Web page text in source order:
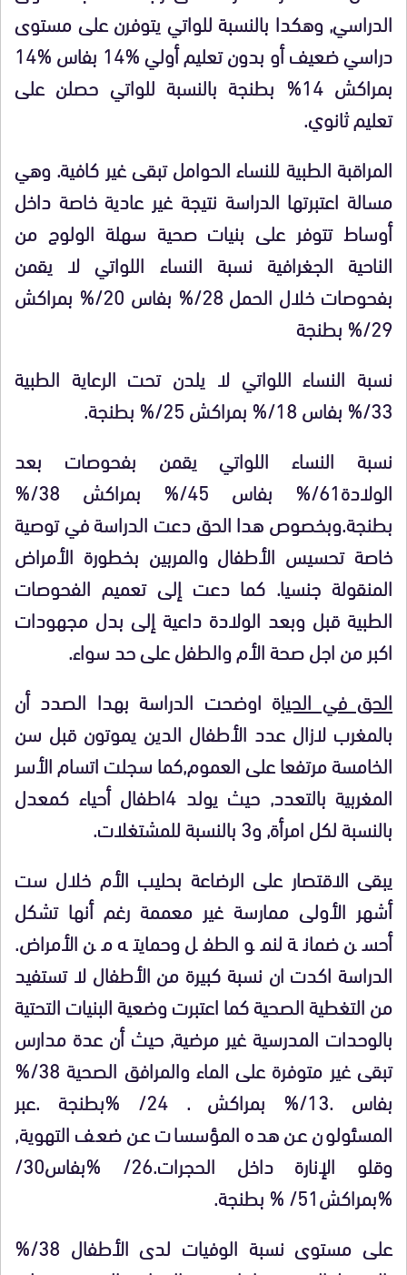
الدراسي, وهكدا بالنسبة للواتي يتوفرن على مستوى
دراسي ضعيف أو بدون تعليم أولي%14 بفاس %
14
بمراكش 14
% بطنجة بالنسبة للواتي حصلن على
تعليم ثانوي.
المراقبة الطبية للنساء الحوامل تبقى غير كافية. وهي
مسالة اعتبرتها الدراسة نتيجة غير عادية خاصة داخل
أوساط تتوفر على بنيات صحية سهلة الولوج من
الناحية الجغرافية نسبة النساء اللواتي لا يقمن
بفحوصات خلال الحمل 28/
% بفاس 20/ % بمراكش
29/
%بطنجة
نسبة النساء اللواتي لا يلدن تحت الرعاية الطبية
33/
%بفاس 18/ %بمراكش 25/ %بطنجة.
نسبة النساء اللواتي يقمن بفحوصات بعد
الولادة61/
% بفاس 45/ % بمراكش 38/
%
بطنجة.وبخصوص هدا الحق دعت الدراسة في توصية
خاصة تحسيس الأطفال والمربين بخطورة الأمراض
المنقولة جنسيا. كما دعت إلى تعميم الفحوصات
الطبية قبل وبعد الولادة داعية إلى بدل مجهودات
اكبر من اجل صحة الأم والطفل على حد سواء.
الحق في الحياة اوضحت الدراسة بهدا الصدد أن
بالمغرب لازال عدد الأطفال الدين يموتون قبل سن
الخامسة مرتفعا على العموم,كما سجلت اتسام الأسر
المغربية بالتعدد, حيث يولد 4اطفال أحياء كمعدل
بالنسبة لكل امرأة, و3 بالنسبة للمشتغلات.
يبقى الاقتصار على الرضاعة بحليب الأم خلال ست
أشهر الأولى ممارسة غير معممة رغم أنها تشكل
أحسن ضمانة لنمو الطفل وحمايته من الأمراض.
الدراسة اكدت ان نسبة كبيرة من الأطفال لا تستفيد
من التغطية الصحية كما اعتبرت وضعية البنيات التحتية
بالوحدات المدرسية غير مرضية, حيث أن عدة مدارس
تبقى غير متوفرة على الماء والمرافق الصحية 38/
%
بفاس .13/
% بمراكش . 24/ %بطنجة .عبر
المسئولون عن هده المؤسسات عن ضعف التهوية,
وقلو الإنارة داخل الحجرات.26/
%بفاس30/
%بمراكش51/ %بطنجة.
على مستوى نسبة الوفيات لدى الأطفال 38/
%